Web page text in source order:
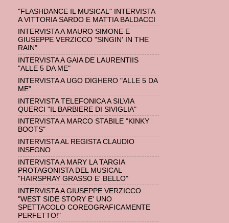
"FLASHDANCE IL MUSICAL" INTERVISTA
A VITTORIA SARDO E MATTIA BALDACCI
INTERVISTA A MAURO SIMONE E
GIUSEPPE VERZICCO "SINGIN' IN THE
RAIN"
INTERVISTA A GAIA DE LAURENTIIS
"ALLE 5 DA ME"
INTERVISTA A UGO DIGHERO "ALLE 5 DA
ME"
INTERVISTA TELEFONICA A SILVIA
QUERCI "IL BARBIERE DI SIVIGLIA"
INTERVISTA A MARCO STABILE "KINKY
BOOTS"
INTERVISTA AL REGISTA CLAUDIO
INSEGNO
INTERVISTA A MARY LA TARGIA
PROTAGONISTA DEL MUSICAL
"HAIRSPRAY GRASSO E' BELLO"
INTERVISTA A GIUSEPPE VERZICCO
"WEST SIDE STORY E' UNO
SPETTACOLO COREOGRAFICAMENTE
PERFETTO!"